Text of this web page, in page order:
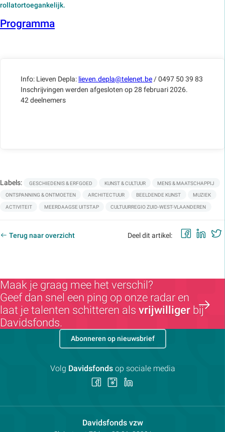
rollatortoegankelijk.
Programma
Info: Lieven Depla: lieven.depla@telenet.be / 0497 50 39 83
Inschrijvingen werden afgesloten op 28 februari 2026.
42 deelnemers
Labels: GESCHIEDENIS & ERFGOED KUNST & CULTUUR MENS & MAATSCHAPPIJ
ONTSPANNING & ONTMOETEN ARCHITECTUUR BEELDENDE KUNST MUZIEK
ACTIVITEIT MEERDAAGSE UITSTAP CULTUURREGIO ZUID-WEST-VLAANDEREN
Terug naar overzicht Deel dit artikel:
Maak je graag mee het verschil?
Geef dan snel een ping op onze radar en
laat je talenten schitteren als vrijwilliger bij
Davidsfonds.
Davidsfonds vzwContactpersoon:
Abonneren op nieuwsbrief
Volg Davidsfondsop sociale media
Volg Volg